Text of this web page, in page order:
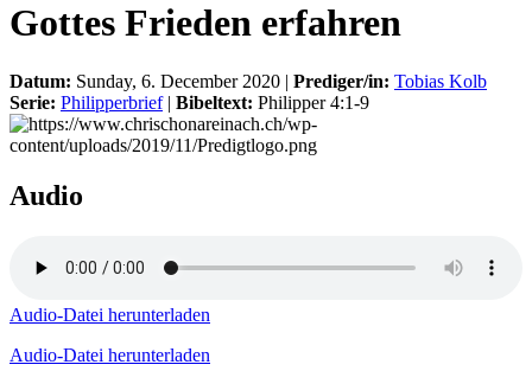
Gottes Frieden erfahren
Datum: Sunday, 6. December 2020 | Prediger/in: Tobias Kolb
Serie: Philipperbrief| Bibeltext: Philipper 4:1-9
Audio
Audio-Datei herunterladen
Audio-Datei herunterladen